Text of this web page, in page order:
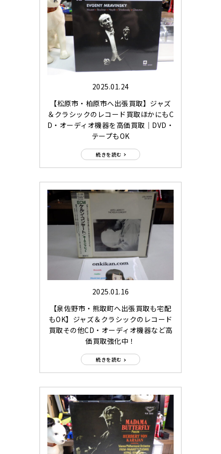
2025.01.24
【松原市・柏原市へ出張買取】ジャズ
＆クラシックのレコード買取ほかにもC
D・オーディオ機器を高価買取｜DVD・
テープもOK
続きを読む
2025.01.16
【泉佐野市・熊取町へ出張買取も宅配
もOK】ジャズ＆クラシックのレコード
買取その他CD・オーディオ機器など高
価買取強化中！
続きを読む